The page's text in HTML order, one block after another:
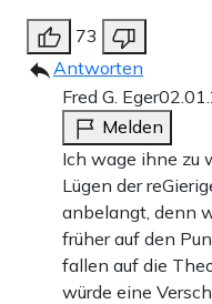
73
Antworten
Fred G. Eger
Melden
Ich wage ihne zu
Lügen der
anbelangt, denn
früher auf den
fallen auf die
würde eine